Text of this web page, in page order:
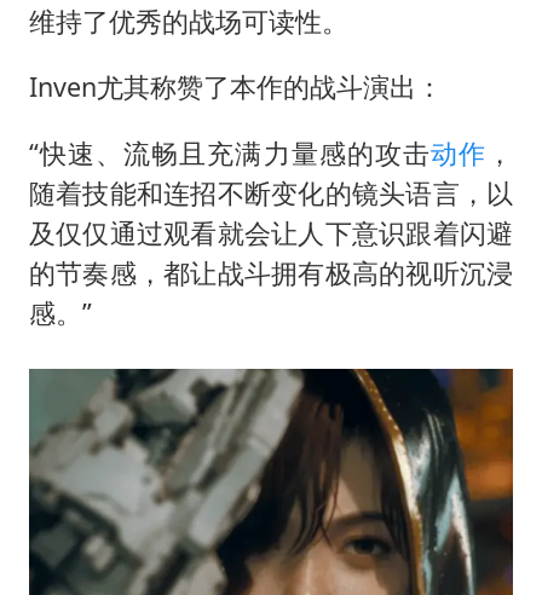
维持了优秀的战场可读性。
Inven尤其称赞了本作的战斗演出：
“快速、流畅且充满力量感的攻击动作 ，
随着技能和连招不断变化的镜头语言，以
及仅仅通过观看就会让人下意识跟着闪避
的节奏感，都让战斗拥有极高的视听沉浸
感。”